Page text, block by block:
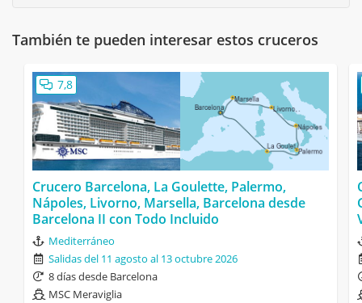
También te pueden interesar estos cruceros
7,8
Crucero Barcelona, La Goulette, Palermo,
Nápoles, Livorno, Marsella, Barcelona desde
Barcelona II con Todo Incluido
Mediterráneo
Salidas del 11 agosto al 13 octubre 2026
8 días desde Barcelona
MSC Meraviglia